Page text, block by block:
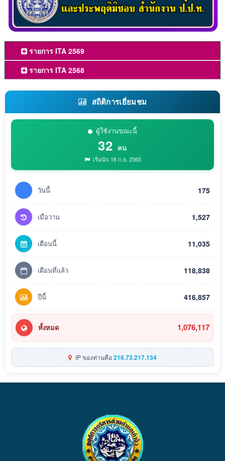
รายการ ITA 2569
รายการ ITA 2568
สถิติการเยี่ยมชม
ผู้ใช้งานขณะนี้
32 คน
เริ่มนับ 16 ก.ย. 2565
วันนี้ 175
เมื่อวาน 1,527
เดือนนี้ 11,035
เดือนที่แล้ว 118,838
ปีนี้ 416,857
ทั้งหมด 1,076,117
IP ของท่านคือ216.73.217.134